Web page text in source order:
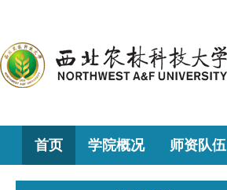
首页 学院概况 师资队伍